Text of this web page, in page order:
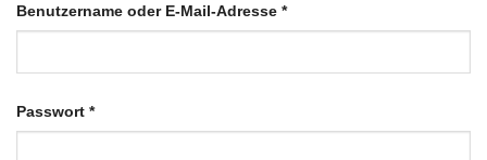
Benutzername oder E-Mail-Adresse *Erforderlich
Passwort *Erforderlich